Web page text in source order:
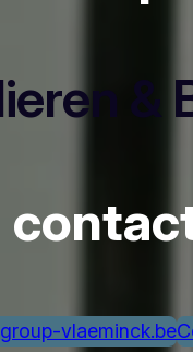
&
vlaeminck.be